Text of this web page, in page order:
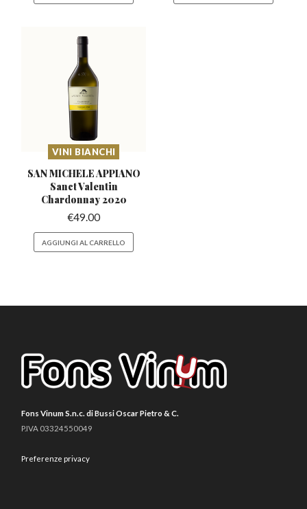
VINI BIANCHI
SAN MICHELE APPIANO
SanctValentin
Chardonnay 2020
€49.00
AGGIUNGI AL CARRELLO
Fons Vinum S.n.c. di Bussi Oscar Pietro & C.
P.IVA 03324550049
Preferenze privacy